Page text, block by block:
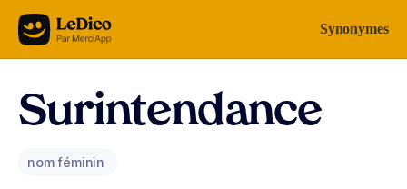
Aller au contenu Synonymes
Surintendance
nom féminin